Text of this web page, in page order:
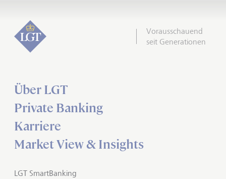
Vorausschauend
seit Generationen
Über LGT
Private Banking
Karriere
Market View & Insights
LGT SmartBanking